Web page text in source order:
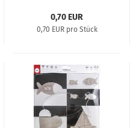
0,70 EUR
0,70 EUR pro Stück